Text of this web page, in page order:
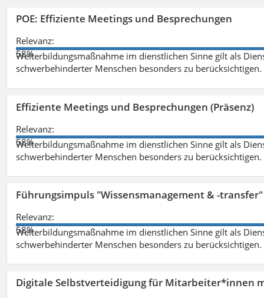
POE: Effiziente Meetings und Besprechungen
Relevanz:
58%
Weiterbildungsmaßnahme im dienstlichen Sinne gilt als
schwerbehinderter Menschen besonders zu berücksichtigen.
Effiziente Meetings und Besprechungen (Präsenz)
Relevanz:
58%
Weiterbildungsmaßnahme im dienstlichen Sinne gilt als
schwerbehinderter Menschen besonders zu berücksichtigen.
Führungsimpuls "Wissensmanagement & -
Relevanz:
58%
Weiterbildungsmaßnahme im dienstlichen Sinne gilt als
schwerbehinderter Menschen besonders zu berücksichtigen.
Digitale Selbstverteidigung für Mitarbeiter*innen